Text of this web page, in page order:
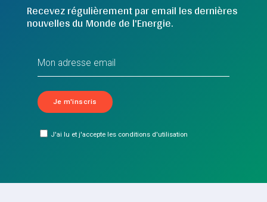
Recevez régulièrement par email les dernières
nouvelles du Monde de l'Energie.
J'ai lu et j'accepte les conditions d'utilisation